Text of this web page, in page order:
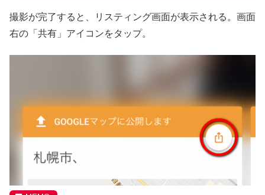
撮影が完了すると、リスティング画面が表示される。画面
右の「共有」アイコンをタップ。